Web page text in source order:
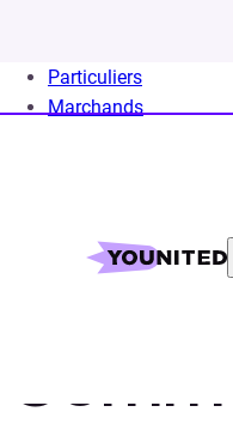
Particuliers
Marchands
Home Crédit